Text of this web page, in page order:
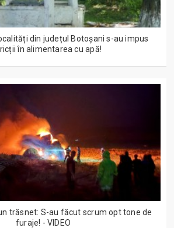
din județul Botoșani s-au impus
în alimentarea cu apă!
trăsnet: S-au făcut scrum opt tone de
furaje! - VIDEO